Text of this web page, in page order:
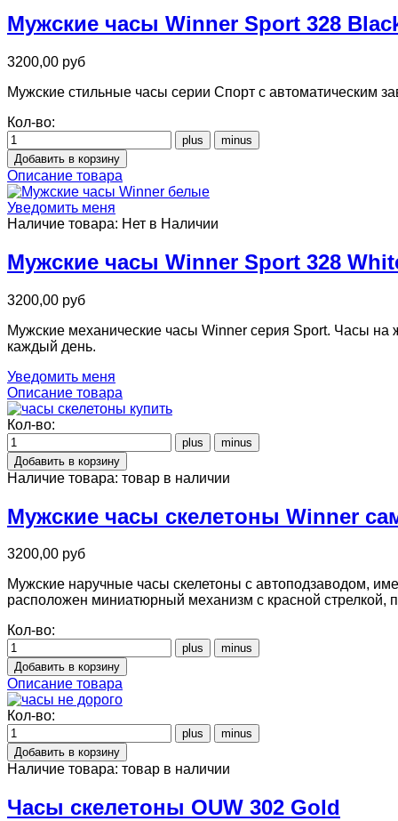
Мужские часы Winner Sport 328
3200,00 руб
Мужские стильные часы серии Спорт с автоматическим
Кол-во:
Описание товара
Уведомить меня
Наличие товара: Нет в Наличии
Мужские часы Winner Sport 328
3200,00 руб
Мужские механические часы Winner серия Sport. Часы на
каждый день.
Уведомить меня
Описание товара
Кол-во:
Наличие товара: товар в наличии
Мужские часы скелетоны Winner
3200,00 руб
Мужские наручные часы скелетоны с автоподзаводом,
расположен миниатюрный механизм с красной стрелкой,
Кол-во:
Описание товара
Кол-во:
Наличие товара: товар в наличии
Часы скелетоны OUW 302 Gold